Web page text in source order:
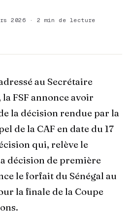
2026 · 2 min de lecture
au Secrétaire
la FSF annonce avoir
la décision rendue par la
de la CAF en date du 17
qui, relève le
décision de première
le forfait du Sénégal au
la finale de la Coupe